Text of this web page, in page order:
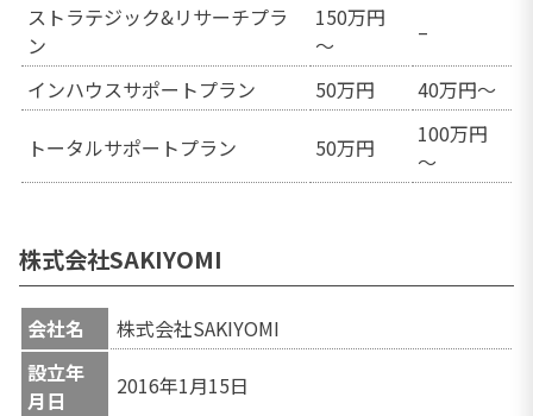
ストラテジック&リサーチプラ
ン
150万円
～
–
インハウスサポートプラン 50万円 40万円～
トータルサポートプラン 50万円
100万円
～
株式会社SAKIYOMI
会社名
株式会社SAKIYOMI
設立年
月日
2016年1月15日